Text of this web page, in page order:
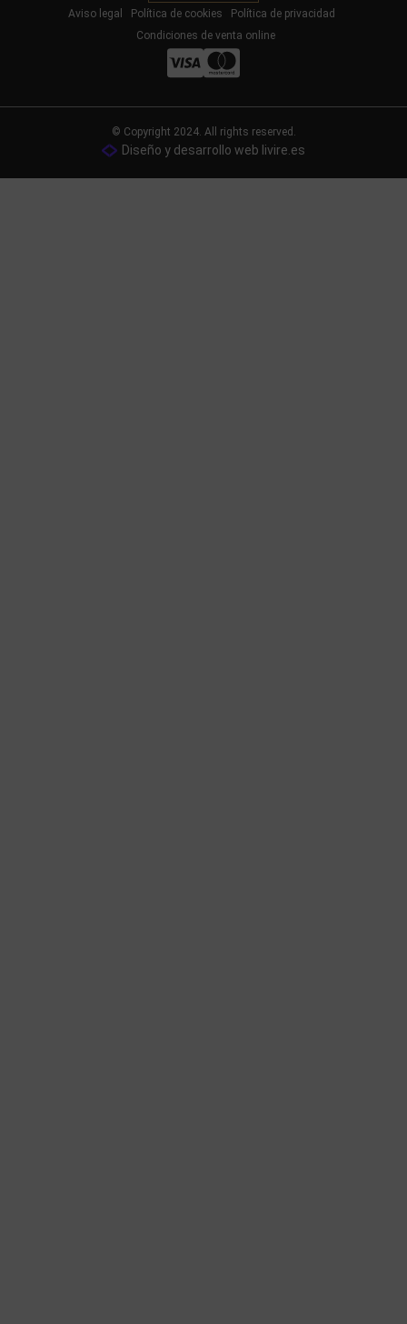
Aviso legal Política de cookies
Política de privacidad
Condiciones de venta online
© Copyright 2024. All rights reserved.
Diseño y desarrollo web livire.es